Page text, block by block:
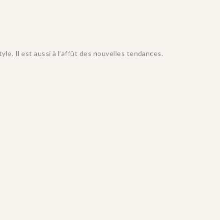
Il est aussi à l’affût des nouvelles tendances.